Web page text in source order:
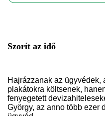
Szorít az idő
Hajrázzanak az ügyvédek,
plakátokra költsenek,
fenyegetett
György, az anno több ezer